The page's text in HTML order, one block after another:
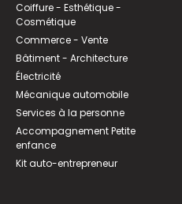
Coiffure - Esthétique -
Cosmétique
Commerce - Vente
Bâtiment - Architecture
Électricité
Mécanique automobile
Services à la personne
Accompagnement Petite
enfance
Kit auto-entrepreneur